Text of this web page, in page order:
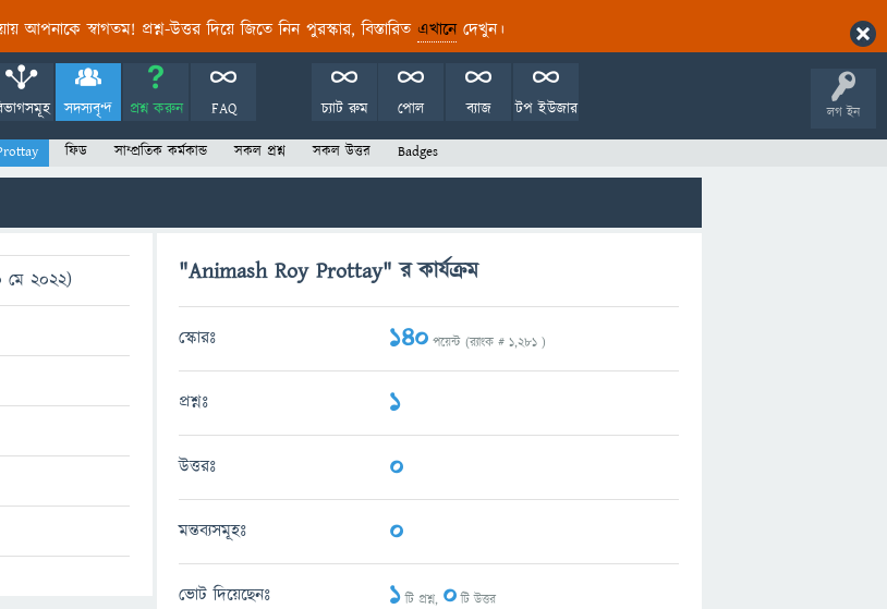
আপনাকে স্বাগতম! প্রশ্ন-উত্তর দিয়ে জিতে নিন পুরস্কার, বিস্তারিত এখানেদেখুন।
লগ ইন
সদস্যবৃন্দ প্রশ্ন করুন FAQ টপ ইউজার
ব্যাজ
পোল
চ্যাট রুম
ফিড সাম্প্রতিক কর্মকান্ড সকল প্রশ্ন সকল উত্তর Badges
মে 2022) "Animash Roy Prottay" র কার্যক্রম
স্কোরঃ 140 পয়েন্ট (র‌্যাংক #1,281 )
প্রশ্নঃ 1
উত্তরঃ 0
মন্তব্যসমূহঃ 0
ভোট দিয়েছেনঃ 1টি প্রশ্ন, 0টি উত্তর